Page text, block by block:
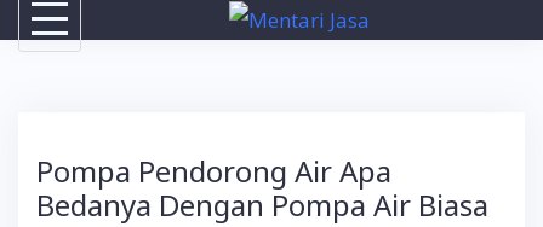
Skip
Pompa Pendorong Air Apa
Bedanya Dengan Pompa Air Biasa